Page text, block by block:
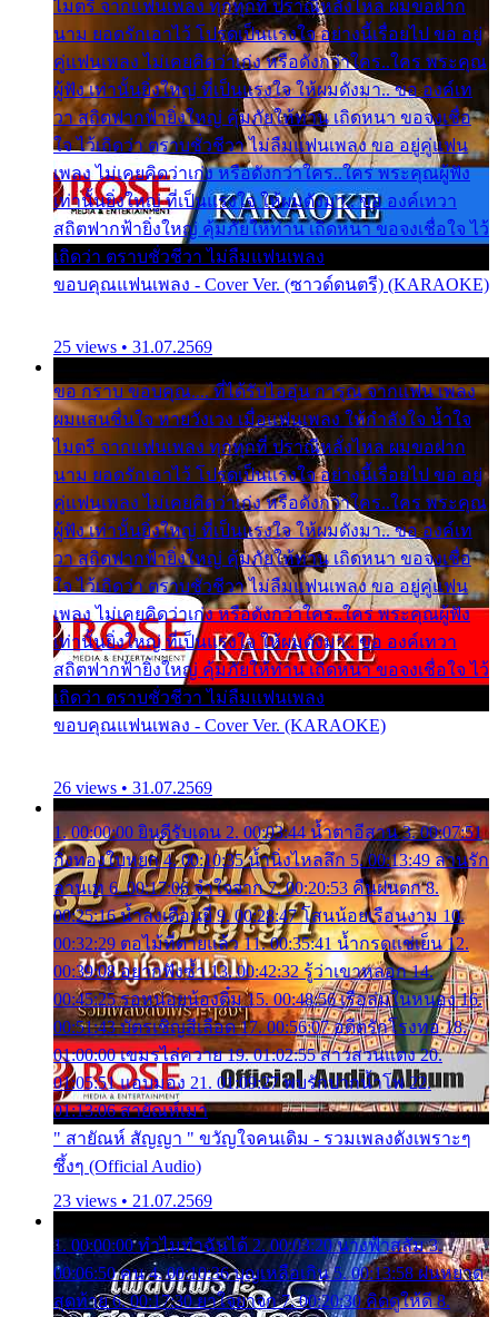
ไมตรี จากแฟนเพลง ทุกทุกที่ ปราณีหลั่งไหล ผมขอฝาก
นาม ยอดรักเอาไว้ โปรดเป็นแรงใจ อย่างนี้เรื่อยไป ขอ อยู่
คู่แฟนเพลง ไม่เคยคิดว่าเก่ง หรือดังกว่าใคร..ใคร พระคุณ
ผู้ฟัง เท่านั้นยิ่งใหญ่ ที่เป็นแรงใจ ให้ผมดังมา.. ขอ องค์เท
วา สถิตฟากฟ้ายิ่งใหญ่ คุ้มภัยให้ท่าน เถิดหนา ขอจงเชื่อ
ใจ ไว้เถิดว่า ตราบชั่วชีวา ไม่ลืมแฟนเพลง ขอ อยู่คู่แฟน
เพลง ไม่เคยคิดว่าเก่ง หรือดังกว่าใคร..ใคร พระคุณผู้ฟัง
เท่านั้นยิ่งใหญ่ ที่เป็นแรงใจ ให้ผมดังมา.. ขอ องค์เทวา
สถิตฟากฟ้ายิ่งใหญ่ คุ้มภัยให้ท่าน เถิดหนา ขอจงเชื่อใจ ไว้
เถิดว่า ตราบชั่วชีวา ไม่ลืมแฟนเพลง
ขอบคุณแฟนเพลง - Cover Ver. (ซาวด์ดนตรี) (KARAOKE)
25 views • 31.07.2569
ขอ กราบ ขอบคุณ.... ที่ได้รับไออุ่น การุณ จากแฟน เพลง
ผมแสนชื่นใจ หายวังเวง เมื่อแฟนเพลง ให้กำลังใจ น้ำใจ
ไมตรี จากแฟนเพลง ทุกทุกที่ ปราณีหลั่งไหล ผมขอฝาก
นาม ยอดรักเอาไว้ โปรดเป็นแรงใจ อย่างนี้เรื่อยไป ขอ อยู่
คู่แฟนเพลง ไม่เคยคิดว่าเก่ง หรือดังกว่าใคร..ใคร พระคุณ
ผู้ฟัง เท่านั้นยิ่งใหญ่ ที่เป็นแรงใจ ให้ผมดังมา.. ขอ องค์เท
วา สถิตฟากฟ้ายิ่งใหญ่ คุ้มภัยให้ท่าน เถิดหนา ขอจงเชื่อ
ใจ ไว้เถิดว่า ตราบชั่วชีวา ไม่ลืมแฟนเพลง ขอ อยู่คู่แฟน
เพลง ไม่เคยคิดว่าเก่ง หรือดังกว่าใคร..ใคร พระคุณผู้ฟัง
เท่านั้นยิ่งใหญ่ ที่เป็นแรงใจ ให้ผมดังมา.. ขอ องค์เทวา
สถิตฟากฟ้ายิ่งใหญ่ คุ้มภัยให้ท่าน เถิดหนา ขอจงเชื่อใจ ไว้
เถิดว่า ตราบชั่วชีวา ไม่ลืมแฟนเพลง
ขอบคุณแฟนเพลง - Cover Ver. (KARAOKE)
26 views • 31.07.2569
1. 00:00:00 ยินดีรับเดน 2. 00:03:44 น้ำตาอีสาน 3. 00:07:51
กิ่งทองใบหยก 4. 00:10:35 น้ำนิ่งไหลลึก 5. 00:13:49 ลานรัก
ลานเท 6. 00:17:06 จำใจจาก 7. 00:20:53 คืนฝนตก 8.
00:25:16 น้ำลงเดือนยี่ 9. 00:28:47 โสนน้อยเรือนงาม 10.
00:32:29 ตอไม้ที่ตายแล้ว 11. 00:35:41 น้ำกรดแช่เย็น 12.
00:39:08 อยากฟังซ้ำ 13. 00:42:32 รู้ว่าเขาหลอก 14.
00:45:25 รอหน่อยน้องติ๋ม 15. 00:48:56 เรือล่มในหนอง 16.
00:51:43 บัตรเชิญสีเลือด 17. 00:56:07 อดีตรักโรงทอ 18.
01:00:00 เขมรไล่ควาย 19. 01:02:55 สาวสวนแตง 20.
01:05:51 แอบมอง 21. 01:09:27 พบรักปากน้ำโพ 22.
01:13:06 สายัณห์เมา
" สายัณห์ สัญญา " ขวัญใจคนเดิม - รวมเพลงดังเพราะๆ
ซึ้งๆ (Official Audio)
23 views • 21.07.2569
1. 00:00:00 ทำไมทำฉันได้ 2. 00:03:20 นางฟ้าสลัม 3.
00:06:50 คน 4. 00:10:36 บุญเหลือเกิน 5. 00:13:58 ฝนหยาด
สุดท้าย 6. 00:17:30 ยาใจยาจก 7. 00:20:30 คิดดูให้ดี 8.